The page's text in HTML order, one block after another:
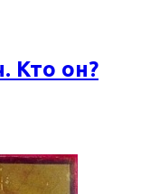
Кто он?